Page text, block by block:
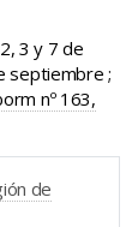
3 y 7 de
septiembre ;
nº 163,
de